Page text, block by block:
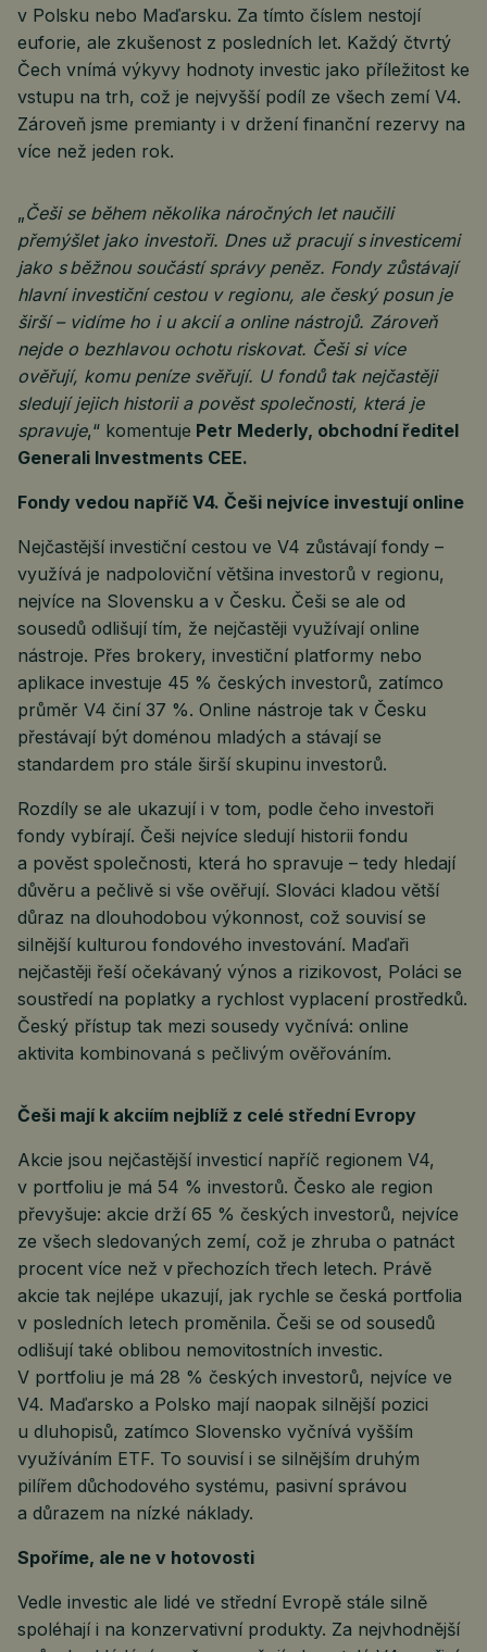
v Polsku nebo Maďarsku. Za tímto číslem nestojí
euforie, ale zkušenost z posledních let. Každý čtvrtý
Čech vnímá výkyvy hodnoty investic jako příležitost ke
vstupu na trh, což je nejvyšší podíl ze všech zemí V4.
Zároveň jsme premianty i v držení finanční rezervy na
více než jeden rok.
„Češi se během několika náročných let naučili
přemýšlet jako investoři. Dnes už pracují s investicemi
jako s běžnou součástí správy peněz. Fondy zůstávají
hlavní investiční cestou v regionu, ale český posun je
širší – vidíme ho i u akcií a online nástrojů. Zároveň
nejde o bezhlavou ochotu riskovat. Češi si více
ověřují, komu peníze svěřují. U fondů tak nejčastěji
sledují jejich historii a pověst společnosti, která je
spravuje,“ komentuje Petr Mederly, obchodní ředitel
Generali Investments CEE.
Fondy vedou napříč V4. Češi nejvíce investují online
Nejčastější investiční cestou ve V4 zůstávají fondy –
využívá je nadpoloviční většina investorů v regionu,
nejvíce na Slovensku a v Česku. Češi se ale od
sousedů odlišují tím, že nejčastěji využívají online
nástroje. Přes brokery, investiční platformy nebo
aplikace investuje 45 % českých investorů, zatímco
průměr V4 činí 37 %. Online nástroje tak v Česku
přestávají být doménou mladých a stávají se
standardem pro stále širší skupinu investorů.
Rozdíly se ale ukazují i v tom, podle čeho investoři
fondy vybírají. Češi nejvíce sledují historii fondu
a pověst společnosti, která ho spravuje – tedy hledají
důvěru a pečlivě si vše ověřují. Slováci kladou větší
důraz na dlouhodobou výkonnost, což souvisí se
silnější kulturou fondového investování. Maďaři
nejčastěji řeší očekávaný výnos a rizikovost, Poláci se
soustředí na poplatky a rychlost vyplacení prostředků.
Český přístup tak mezi sousedy vyčnívá: online
aktivita kombinovaná s pečlivým ověřováním.
Češi mají k akciím nejblíž z celé střední Evropy
Akcie jsou nejčastější investicí napříč regionem V4,
v portfoliu je má 54 % investorů. Česko ale region
převyšuje: akcie drží 65 % českých investorů, nejvíce
ze všech sledovaných zemí, což je zhruba o patnáct
procent více než v přechozích třech letech. Právě
akcie tak nejlépe ukazují, jak rychle se česká portfolia
v posledních letech proměnila. Češi se od sousedů
odlišují také oblibou nemovitostních investic.
V portfoliu je má 28 % českých investorů, nejvíce ve
V4. Maďarsko a Polsko mají naopak silnější pozici
u dluhopisů, zatímco Slovensko vyčnívá vyšším
využíváním ETF. To souvisí i se silnějším druhým
pilířem důchodového systému, pasivní správou
a důrazem na nízké náklady.
Spoříme, ale ne v hotovosti
Vedle investic ale lidé ve střední Evropě stále silně
spoléhají i na konzervativní produkty. Za nejvhodnější